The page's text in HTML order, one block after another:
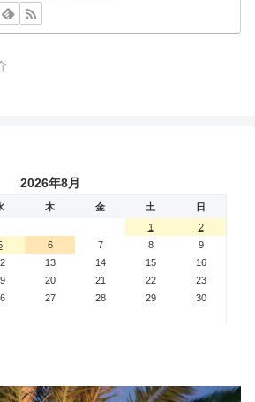
2026年8月
木 金 土
日
1
2
6 7 8
9
13 14 15
16
20 21 22
23
27 28 29
30